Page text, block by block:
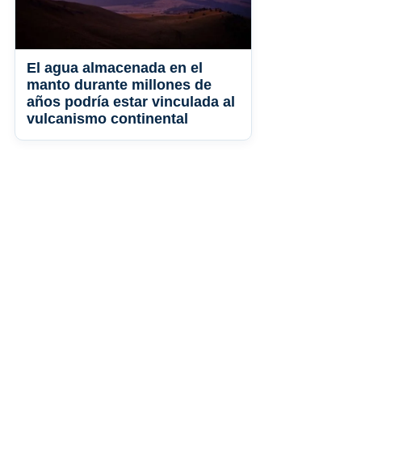
El agua almacenada en el
manto durante millones de
años podría estar vinculada al
vulcanismo continental